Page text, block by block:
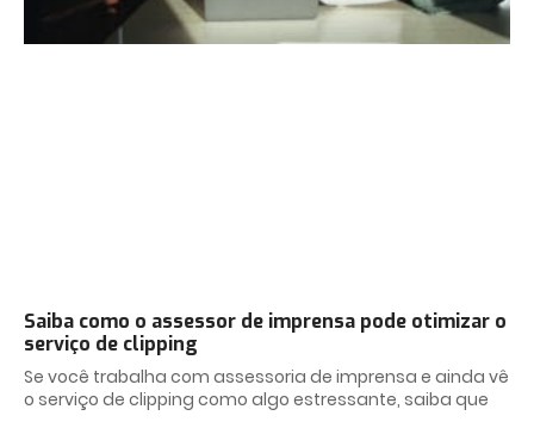
Saiba como o assessor de imprensa pode otimizar o
serviço de clipping
Se você trabalha com assessoria de imprensa e ainda vê
o serviço de clipping como algo estressante, saiba que